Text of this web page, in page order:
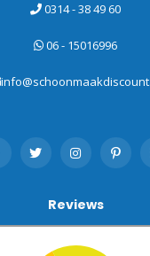
0314 - 38 49 60
06 - 15016996
Reviews